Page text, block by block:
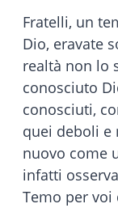
Fratelli, un
Dio, eravate
realtà non lo
conosciuto
conosciuti,
quei deboli e
nuovo come
infatti
Temo per voi